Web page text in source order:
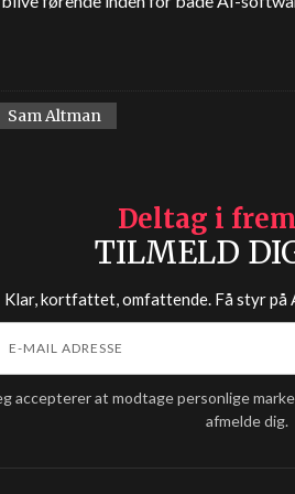
Sam Altman
Deltag i
TILMELD
Klar, kortfattet, omfattende. Få styr på
accepterer at modtage personlige
afmelde dig.